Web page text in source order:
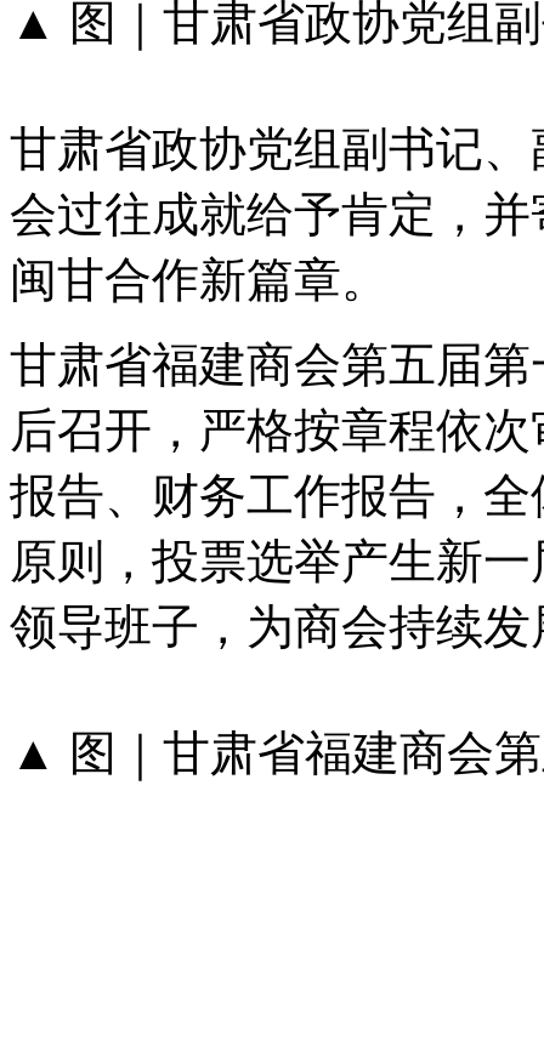
▲​​​​​​​ 图｜甘肃省政协党组
甘肃省政协党组副书记
会过往成就给予肯定，
闽甘合作新篇章。
甘肃省福建商会第五届
后召开，严格按章程依
报告、财务工作报告，
原则，投票选举产生新
领导班子，为商会持续
▲​​​​​​​ 图｜甘肃省福建商会